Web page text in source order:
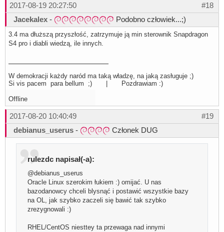
#18
2017-08-19 20:27:50
Jacekalex - Podobno człowiek...;)
3.4 ma dłuższą przyszłość, zatrzymuje ją min sterownik Snapdragon
S4 pro i diabli wiedzą, ile innych.
W demokracji każdy naród ma taką władzę, na jaką zasługuje ;)
Si vis pacem para bellum ;) | Pozdrawiam :)
Offline
#19
2017-08-20 10:40:49
debianus_userus - Członek DUG
rulezdc napisał(-a):
@debianus_userus
Oracle Linux szerokim łukiem :) omijać. U nas
bazodanowcy chceli blysnąć i postawić wszystkie bazy
na OL, jak szybko zaczeli się bawić tak szybko
zrezygnowali :)
RHEL/CentOS niesttey ta przewaga nad innymi